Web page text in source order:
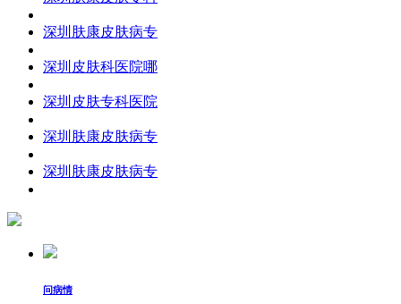
深圳肤康皮肤病专
深圳皮肤科医院哪
深圳皮肤专科医院
深圳肤康皮肤病专
深圳肤康皮肤病专
问病情